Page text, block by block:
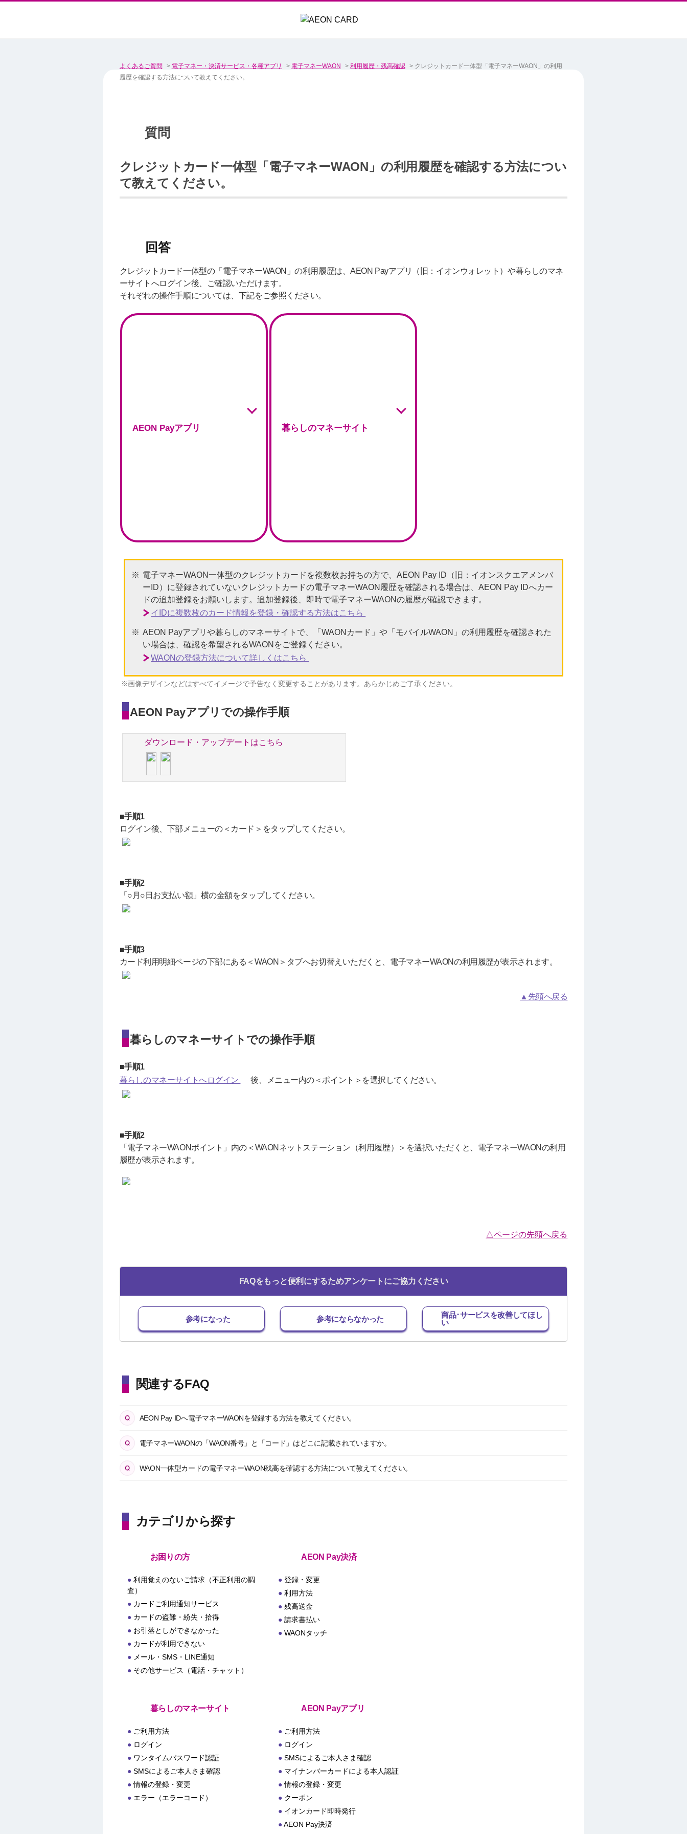
よくあるご質問 > 電子マネー・決済サービス・各種アプリ > 電子マネーWAON > 利用履歴・残高確認 > クレジットカード一体型「電子マネーWAON」の利用
履歴を確認する方法について教えてください。
クレジットカード一体型「電子マネーWAON」の利用履歴を確認する方法につい
て教えてください。
クレジットカード一体型の「電子マネーWAON」の利用履歴は、AEON Payアプリ（旧：イオンウォレット）や暮らしのマネ
ーサイトへログイン後、ご確認いただけます。
それぞれの操作手順については、下記をご参照ください。
AEON Payアプリ 暮らしのマネーサイト
電子マネーWAON一体型のクレジットカードを複数枚お持ちの方で、AEON Pay ID（旧：イオンスクエアメンバ
ーID）に登録されていないクレジットカードの電子マネーWAON履歴を確認される場合は、AEON Pay IDへカー
ドの追加登録をお願いします。追加登録後、即時で電子マネーWAONの履歴が確認できます。
イIDに複数枚のカード情報を登録・確認する方法はこちら
AEON Payアプリや暮らしのマネーサイトで、「WAONカード」や「モバイルWAON」の利用履歴を確認された
い場合は、確認を希望されるWAONをご登録ください。
WAONの登録方法について詳しくはこちら
画像デザインなどはすべてイメージで予告なく変更することがあります。あらかじめご了承ください。
AEON Payアプリでの操作手順
ダウンロード・アップデートはこちら
■手順1
ログイン後、下部メニューの＜カード＞をタップしてください。
■手順2
「○月○日お支払い額」横の金額をタップしてください。
■手順3
カード利用明細ページの下部にある＜WAON＞タブへお切替えいただくと、電子マネーWAONの利用履歴が表示されます。
▲先頭へ戻る
暮らしのマネーサイトでの操作手順
■手順1
暮らしのマネーサイトへログイン
後、メニュー内の＜ポイント＞を選択してください。
■手順2
「電子マネーWAONポイント」内の＜WAONネットステーション（利用履歴）＞を選択いただくと、電子マネーWAONの利用
履歴が表示されます。
△ページの先頭へ戻る
FAQをもっと便利にするためアンケートにご協力ください
参考になった 参考にならなかった
商品･サービスを改善してほし
い
関連するFAQ
AEON Pay IDへ電子マネーWAONを登録する方法を教えてください。
電子マネーWAONの「WAON番号」と「コード」はどこに記載されていますか。
WAON一体型カードの電子マネーWAON残高を確認する方法について教えてください。
カテゴリから探す
お困りの方
利用覚えのないご請求（不正利用の調
査）
カードご利用通知サービス
カードの盗難・紛失・拾得
お引落としができなかった
カードが利用できない
メール・SMS・LINE通知
その他サービス（電話・チャット）
AEON Pay決済
登録・変更
利用方法
残高送金
請求書払い
WAONタッチ
暮らしのマネーサイト
ご利用方法
ログイン
ワンタイムパスワード認証
SMSによるご本人さま確認
情報の登録・変更
エラー（エラーコード）
AEON Payアプリ
ご利用方法
ログイン
SMSによるご本人さま確認
マイナンバーカードによる本人認証
情報の登録・変更
クーポン
イオンカード即時発行
AEON Pay決済